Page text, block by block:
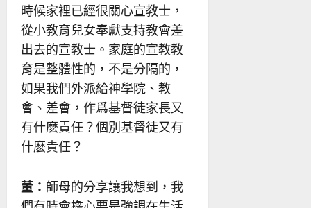
時候家裡已經很關心宣教士，
從小教育兒女奉獻支持教會差
出去的宣教士。家庭的宣教教
育是整體性的，不是分隔的，
如果我們外派給神學院、教
會、差會，作爲基督徒家長又
有什麽責任？個別基督徒又有
什麽責任？
董： 師母的分享讓我想到，我